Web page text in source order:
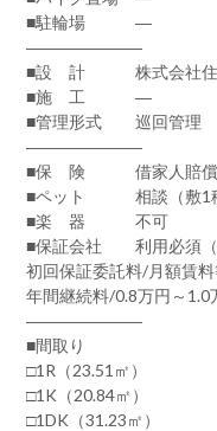
■駐輪場 ―
―――――――
■設 計 株式会社住宅
■施 工 ―
■管理形式 巡回管理
―――――――
■保 険 借家人賠償付
■ペット 相談（敷1積
■楽 器 不可
■保証会社 利用必須（※
初回保証委託料/月額賃
年間継続料/0.8万円～1.0
―――――――
■間取り
□1R（23.51㎡）
□1K（20.84㎡）
□1DK（31.23㎡）